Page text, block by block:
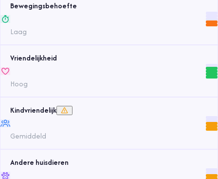
Bewegingsbehoefte
Laag
Vriendelijkheid
Hoog
Kindvriendelijk
Gemiddeld
Andere huisdieren